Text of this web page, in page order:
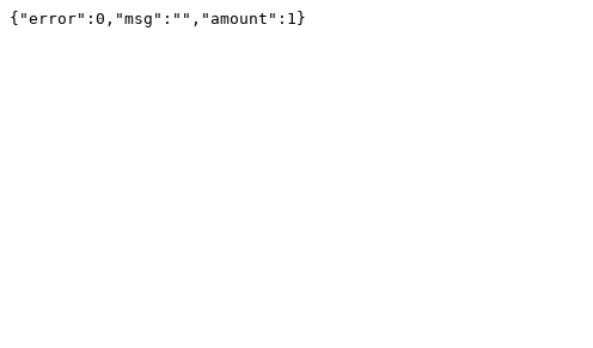
{"error":0,"msg":"","amount":1}